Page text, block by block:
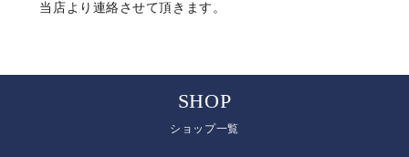
当店より連絡させて頂きます。
SHOP
ショップ一覧